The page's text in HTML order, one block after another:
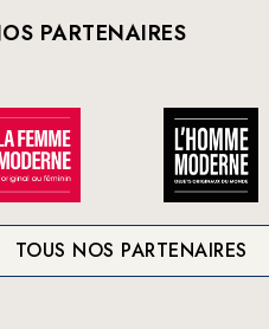
PARTENAIRES
TOUS NOS PARTENAIRES